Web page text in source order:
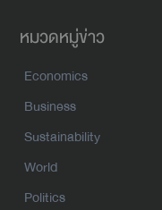
หมวดหมู่ข่าว
Economics
Business
Sustainability
World
Politics